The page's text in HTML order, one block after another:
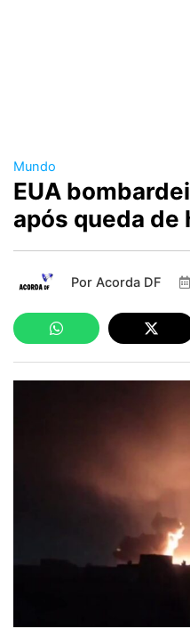
Mundo
EUA
após queda de
Por Acorda DF